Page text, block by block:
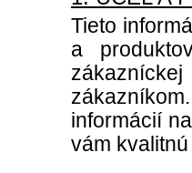
Tieto
a
informácií
vám